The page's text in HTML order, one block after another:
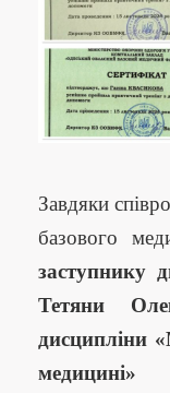
Завдяки
базового
заступнику
Тетяни
дисципліни